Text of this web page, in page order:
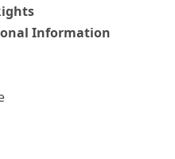
Information